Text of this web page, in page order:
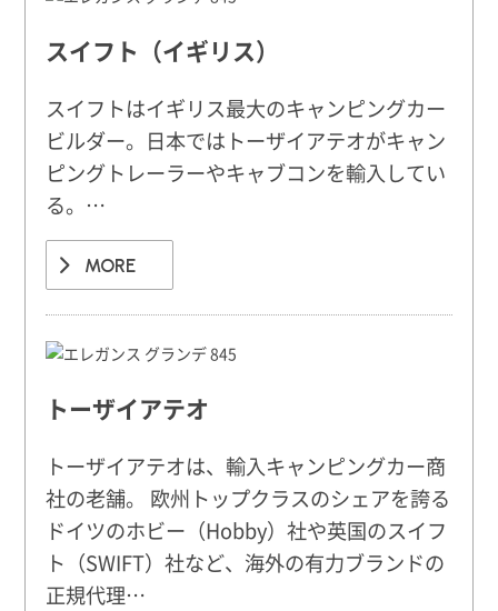
スイフト（イギリス）
スイフトはイギリス最大のキャンピングカー
ビルダー。日本ではトーザイアテオがキャン
ピングトレーラーやキャブコンを輸入してい
る。…
MORE
トーザイアテオ
トーザイアテオは、輸入キャンピングカー商
社の老舗。 欧州トップクラスのシェアを誇る
ドイツのホビー（Hobby）社や英国のスイフ
ト（SWIFT）社など、海外の有力ブランドの
正規代理…